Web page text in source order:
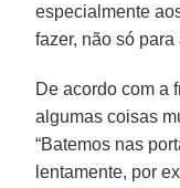
especialmente
fazer, não só para
De acordo com a
algumas coisas
“Batemos nas
lentamente, por